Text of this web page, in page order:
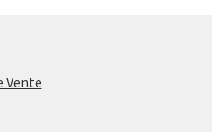
Vente